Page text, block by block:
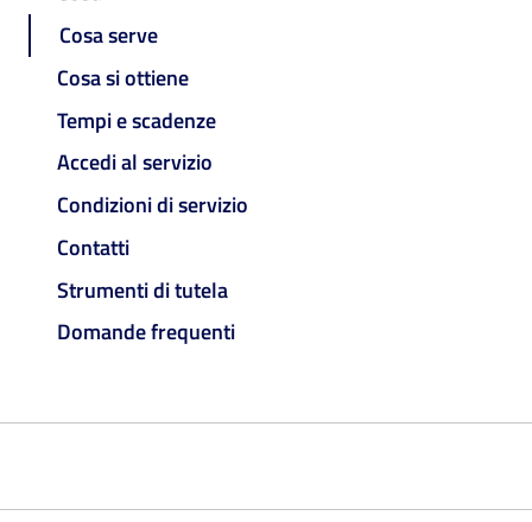
Cosa serve
Cosa si ottiene
Tempi e scadenze
Accedi al servizio
Condizioni di servizio
Contatti
Strumenti di tutela
Domande frequenti